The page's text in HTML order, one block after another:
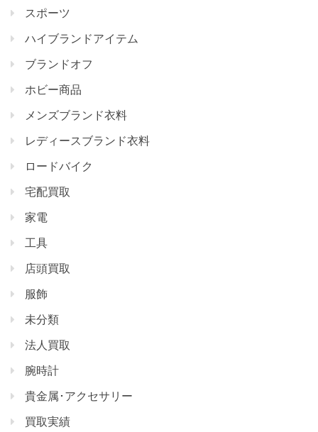
スポーツ
ハイブランドアイテム
ブランドオフ
ホビー商品
メンズブランド衣料
レディースブランド衣料
ロードバイク
宅配買取
家電
工具
店頭買取
服飾
未分類
法人買取
腕時計
貴金属･アクセサリー
買取実績